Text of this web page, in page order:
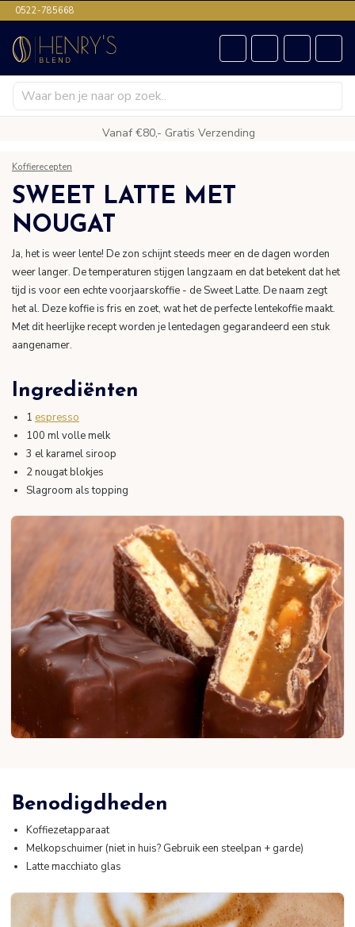
0522-785668
Vanaf €80,- Gratis Verzending
Koffierecepten
SWEET LATTE MET
NOUGAT
Ja, het is weer lente! De zon schijnt steeds meer en de dagen worden
weer langer. De temperaturen stijgen langzaam en dat betekent dat het
tijd is voor een echte voorjaarskoffie - de Sweet Latte. De naam zegt
het al. Deze koffie is fris en zoet, wat het de perfecte lentekoffie maakt.
Met dit heerlijke recept worden je lentedagen gegarandeerd een stuk
aangenamer.
Ingrediënten
1 espresso
100 ml volle melk
3 el karamel siroop
2 nougat blokjes
Slagroom als topping
Benodigdheden
Koffiezetapparaat
Melkopschuimer (niet in huis? Gebruik een steelpan + garde)
Latte macchiato glas